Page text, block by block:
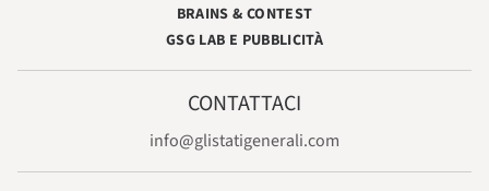
BRAINS & CONTEST
GSG LAB E PUBBLICITÀ
CONTATTACI
info@glistatigenerali.com